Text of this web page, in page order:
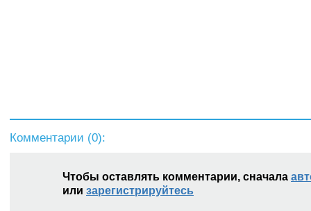
Комментарии (0):
Чтобы оставлять комментарии, сначала
или зарегистрируйтесь